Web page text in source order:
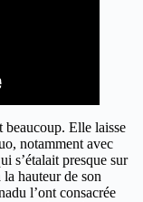
Elle laisse
notamment avec
s’étalait presque sur
la hauteur de son
l’ont consacrée